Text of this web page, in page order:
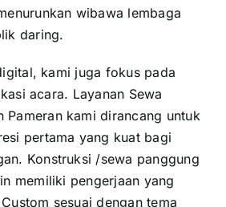
wibawa lembaga
daring.
kami juga fokus pada
acara. Layanan Sewa
Pameran kami dirancang untuk
pertama yang kuat bagi
Konstruksi /sewa panggung
memiliki pengerjaan yang
sesuai dengan tema